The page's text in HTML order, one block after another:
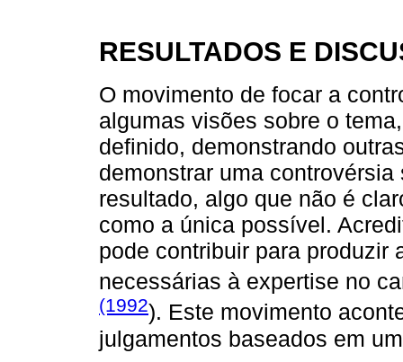
RESULTADOS E
O movimento de focar a
algumas visões sobre o
definido, demonstrando
demonstrar uma
resultado, algo que não é
como a única possível.
pode contribuir para produzir
necessárias à expertise no
(1992). Este movimento
julgamentos baseados em